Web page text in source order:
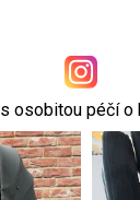
s osobitou péčí o